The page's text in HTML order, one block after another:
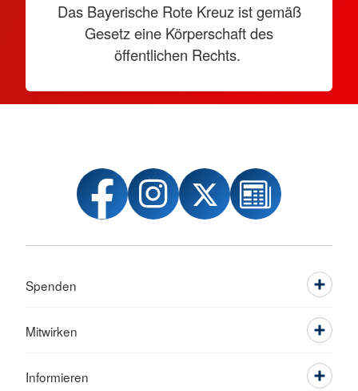
Das Bayerische Rote Kreuz ist gemäß
Gesetz eine Körperschaft des
öffentlichen Rechts.
Spenden
Mitwirken
Informieren